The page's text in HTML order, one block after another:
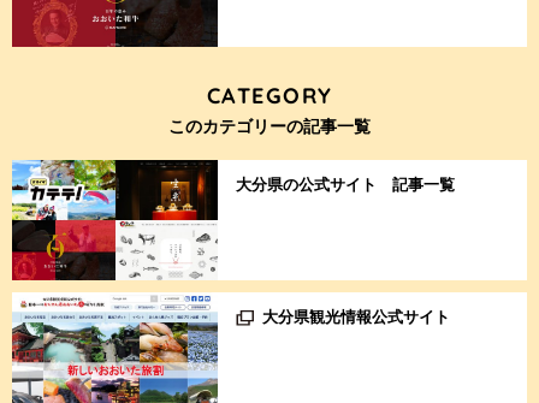
CATEGORY
このカテゴリーの記事一覧
大分県の公式サイト 記事一覧
大分県観光情報公式サイト